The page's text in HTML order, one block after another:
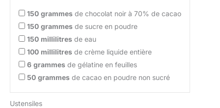
150 grammes de chocolat noir à 70% de cacao
150 grammes de sucre en poudre
150 millilitres de eau
100 millilitres de crème liquide entière
6 grammes de gélatine en feuilles
50 grammes de cacao en poudre non sucré
Ustensiles